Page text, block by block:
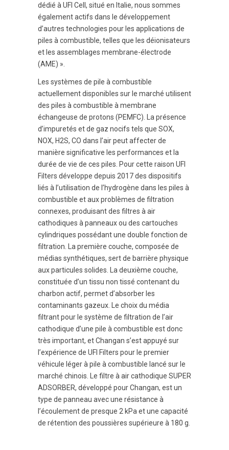
dédié à UFI Cell, situé en Italie, nous sommes
également actifs dans le développement
d’autres technologies pour les applications de
piles à combustible, telles que les déionisateurs
et les assemblages membrane-électrode
(AME) ».
Les systèmes de pile à combustible
actuellement disponibles sur le marché utilisent
des piles à combustible à membrane
échangeuse de protons (PEMFC). La présence
d’impuretés et de gaz nocifs tels que SOX,
NOX, H2S, CO dans l’air peut affecter de
manière significative les performances et la
durée de vie de ces piles. Pour cette raison UFI
Filters développe depuis 2017 des dispositifs
liés à l’utilisation de l’hydrogène dans les piles à
combustible et aux problèmes de filtration
connexes, produisant des filtres à air
cathodiques à panneaux ou des cartouches
cylindriques possédant une double fonction de
filtration. La première couche, composée de
médias synthétiques, sert de barrière physique
aux particules solides. La deuxième couche,
constituée d’un tissu non tissé contenant du
charbon actif, permet d’absorber les
contaminants gazeux. Le choix du média
filtrant pour le système de filtration de l’air
cathodique d’une pile à combustible est donc
très important, et Changan s’est appuyé sur
l’expérience de UFI Filters pour le premier
véhicule léger à pile à combustible lancé sur le
marché chinois. Le filtre à air cathodique SUPER
ADSORBER, développé pour Changan, est un
type de panneau avec une résistance à
l’écoulement de presque 2 kPa et une capacité
de rétention des poussières supérieure à 180 g.